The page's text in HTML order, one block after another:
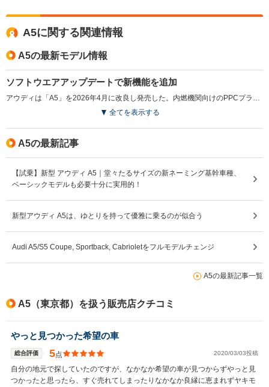
A5に関する関連情報
A5の最新モデル情報
ソフトウエアアップデートで新機能を追加
全てを表示する
A5の最新記事
【試乗】新型 アウディ A5｜堂々たるサイズの新ネーミング基幹車種、
ベーシックモデルも必要十分に実用的！
新型アウディ A5は、ゆとりを持って優雅に乗るのが似合う
Audi A5/S5 Coupe, Sportback, Cabrioletをフルモデルチェンジ
A5の最新記事一覧
A5（東京都）を扱う販売店クチコミ
やっと見つかった希望の車
総合評価 5点 2020/03/03投稿
自分の地元で探していたのですが、なかなか希望の車が見つからずやっと見
つかったと思ったら、すぐ売れてしまったりなかなか良縁に恵まれずヤキモ